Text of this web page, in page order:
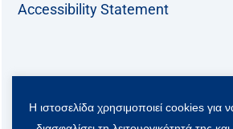
Accessibility Statement
F T L Y
Η ιστοσελίδα χρησιμοποιεί cookies για